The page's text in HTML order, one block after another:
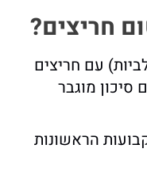
חריצים?
עם חריצים
סיכון מוגבר
הראשונות